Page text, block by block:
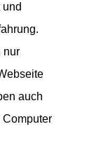
nur
auch
Computer